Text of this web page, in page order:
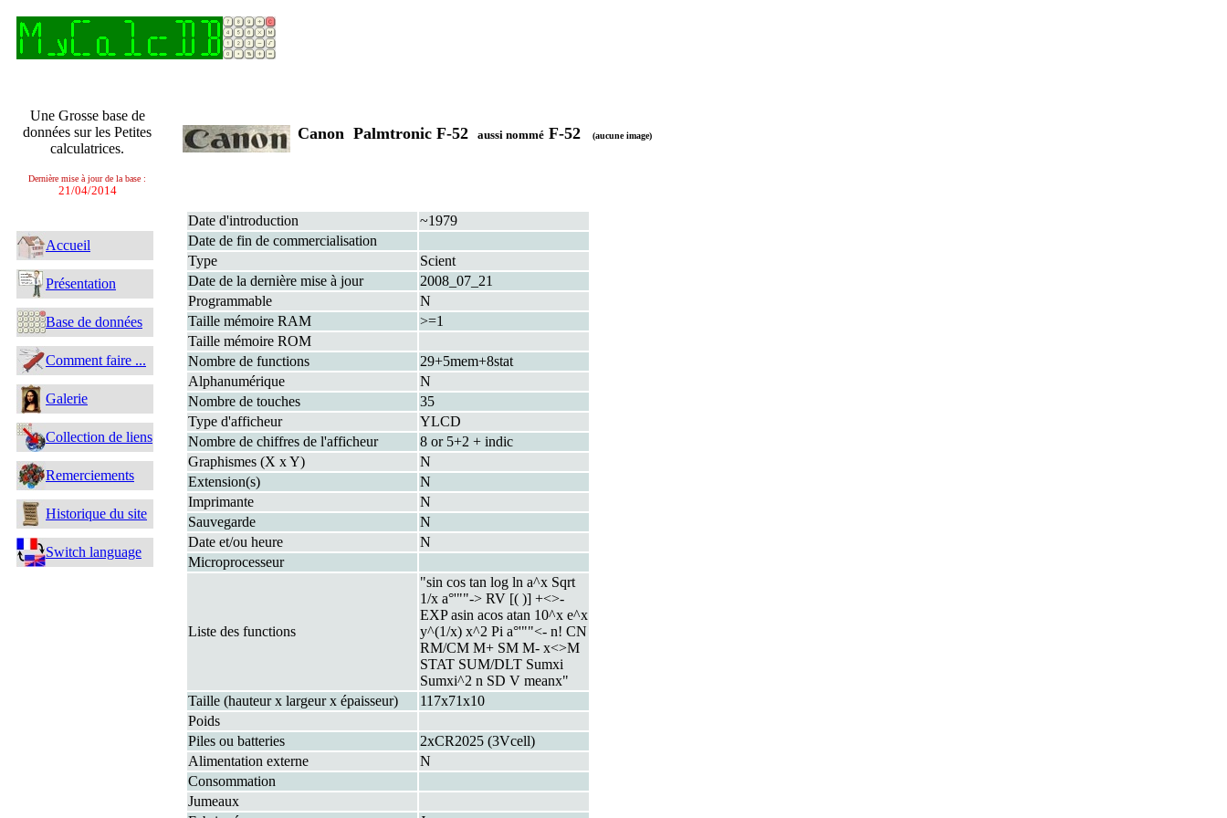
Une Grosse base de
données sur les Petites
calculatrices.
Dernière mise à jour de la base :
21/04/2014
Accueil
Présentation
Base de données
Comment faire ...
Galerie
Collection de liens
Remerciements
Historique du site
Switch language
Canon Palmtronic F-52 aussi nommé F-52 (aucune image)
Date d'introduction
~1979
Date de fin de commercialisation
Type
Scient
Date de la dernière mise à jour
2008_07_21
Programmable
N
Taille mémoire RAM
>=1
Taille mémoire ROM
Nombre de functions
29+5mem+8stat
Alphanumérique
N
Nombre de touches
35
Type d'afficheur
YLCD
Nombre de chiffres de l'afficheur
8 or 5+2 + indic
Graphismes (X x Y)
N
Extension(s)
N
Imprimante
N
Sauvegarde
N
Date et/ou heure
N
Microprocesseur
Liste des functions
"sin cos tan log ln a^x Sqrt
1/x a°'""-> RV [( )] +<>-
EXP asin acos atan 10^x e^x
y^(1/x) x^2 Pi a°'""<- n! CN
RM/CM M+ SM M- x<>M
STAT SUM/DLT Sumxi
Sumxi^2 n SD V meanx"
Taille (hauteur x largeur x épaisseur)
117x71x10
Poids
Piles ou batteries
2xCR2025 (3Vcell)
Alimentation externe
N
Consommation
Jumeaux